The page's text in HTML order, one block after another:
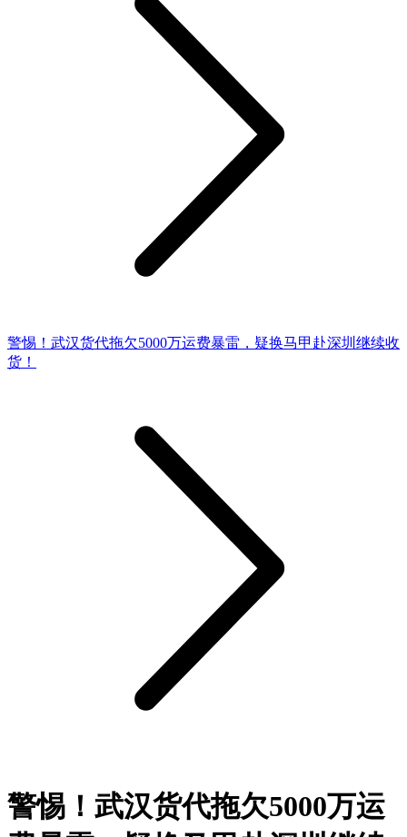
警惕！武汉货代拖欠5000万运费暴雷，疑换马甲赴深圳继续收
货！
警惕！武汉货代拖欠5000万运